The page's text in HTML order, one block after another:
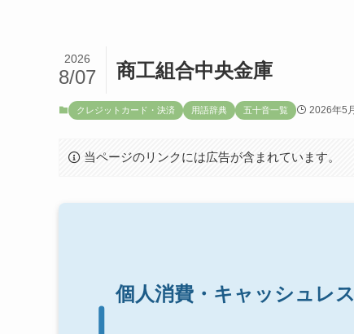
商工組合中央金庫
2026
8/07
クレジットカード・決済 用語辞典 五十音一覧 2026年5
当ページのリンクには広告が含まれています。